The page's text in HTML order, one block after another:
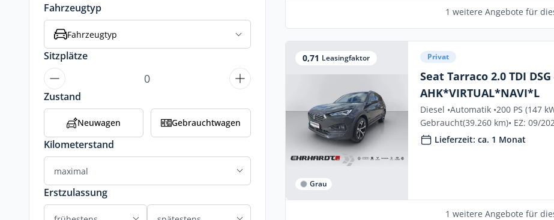
Fahrzeugtyp
Fahrzeugtyp
Sitzplätze
Zustand
Neuwagen Gebrauchtwagen
Kilometerstand
Erstzulassung
1 weitere Angebote für
0,71 Leasingfaktor
Grau
Privat
Seat Tarraco 2.0 TDI
AHK*VIRTUAL*NAVI*L
Diesel •Automatik •200 PS (147
Gebraucht(39.260 km)• EZ: 09/
Lieferzeit: ca. 1 Monat
1 weitere Angebote für